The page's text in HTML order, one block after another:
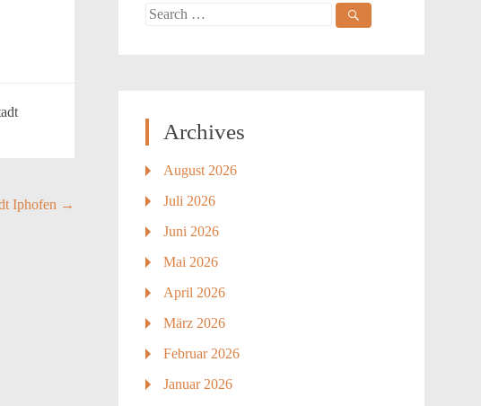
Iphofen →
Search
Archives
August 2026
Juli 2026
Juni 2026
Mai 2026
April 2026
März 2026
Februar 2026
Januar 2026